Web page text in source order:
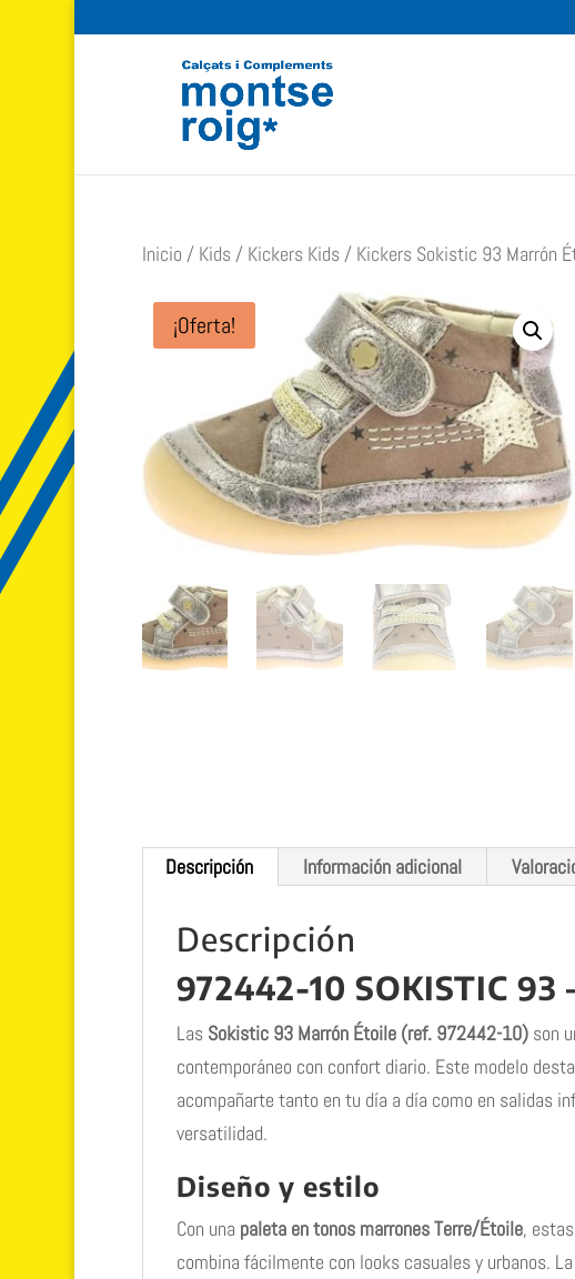
Inicio / Kids/ Kickers Kids/ Kickers Sokistic 93 Marrón
¡Oferta!
Descripción Información adicional
Descripción
972442-10 SOKISTIC 93
Las Sokistic 93 Marrón Étoile (ref. 972442-10)son
contemporáneo con confort diario. Este modelo
acompañarte tanto en tu día a día como en salidas
versatilidad.
Diseño y estilo
Con una paleta en tonos marrones Terre/Étoile,
combina fácilmente con looks casuales y urbanos.